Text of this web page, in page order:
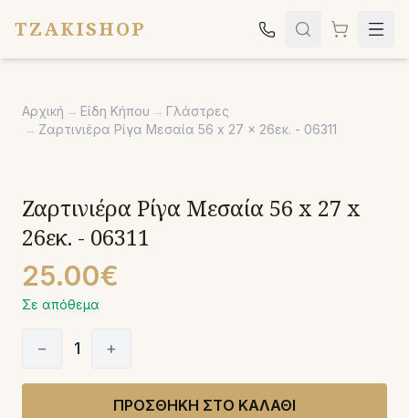
TZAKISHOP
Σόμπες
Εκκλησιαστικά
Σχετικά
Επικοινωνία
Αρχική → Είδη Κήπου → Γλάστρες
→ Ζαρτινιέρα Ρίγα Μεσαία 56 x 27 x 26εκ. - 06311
Ζαρτινιέρα Ρίγα Μεσαία 56 x 27 x
26εκ. - 06311
25.00€
Σε απόθεμα
− 1 +
ΠΡΟΣΘΗΚΗ ΣΤΟ ΚΑΛΑΘΙ